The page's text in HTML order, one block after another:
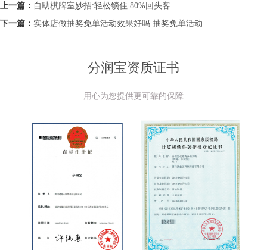
上一篇： 自助棋牌室妙招:轻松锁住 80%回头客
下一篇： 实体店做抽奖免单活动效果好吗 抽奖免单活动
分润宝资质证书
用心为您提供更可靠的保障